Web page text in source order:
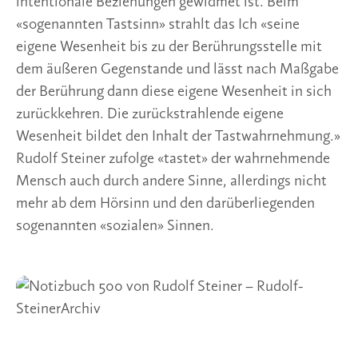
«sogenannten Tastsinn» strahlt das Ich «seine
eigene Wesenheit bis zu der Berührungsstelle mit
dem äußeren Gegenstande und lässt nach Maßgabe
der Berührung dann diese eigene Wesenheit in sich
zurückkehren. Die zurückstrahlende eigene
Wesenheit bildet den Inhalt der Tastwahrnehmung.»
Rudolf Steiner zufolge «tastet» der wahrnehmende
Mensch auch durch andere Sinne, allerdings nicht
mehr ab dem Hörsinn und den darüberliegenden
sogenannten «sozialen» Sinnen.